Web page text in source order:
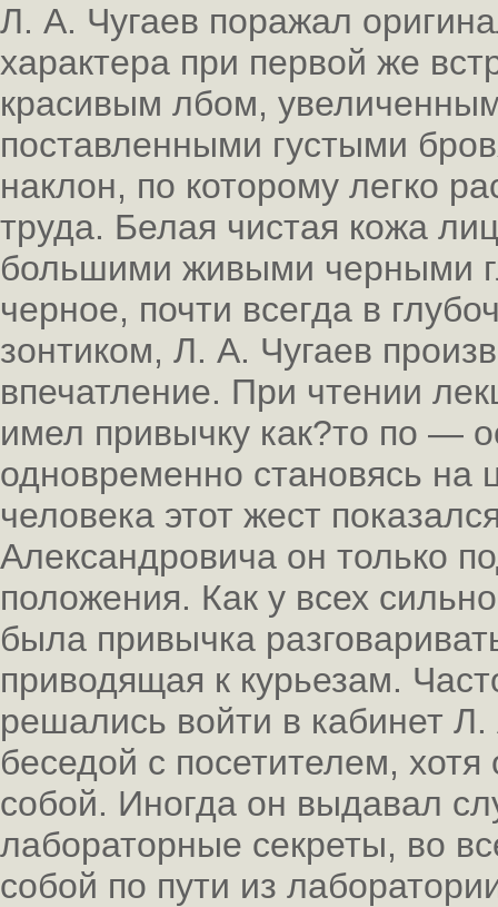
Л. А. Чугаев поражал
характера при первой же
красивым лбом,
поставленными густыми
наклон, по которому легко
труда. Белая чистая кожа
большими живыми черными
черное, почти всегда в
зонтиком, Л. А. Чугаев
впечатление. При чтении
имел привычку как?то по —
одновременно становясь на
человека этот жест
Александровича он только
положения. Как у всех
была привычка
приводящая к курьезам.
решались войти в кабинет
беседой с посетителем,
собой. Иногда он выдавал
лабораторные секреты, во
собой по пути из